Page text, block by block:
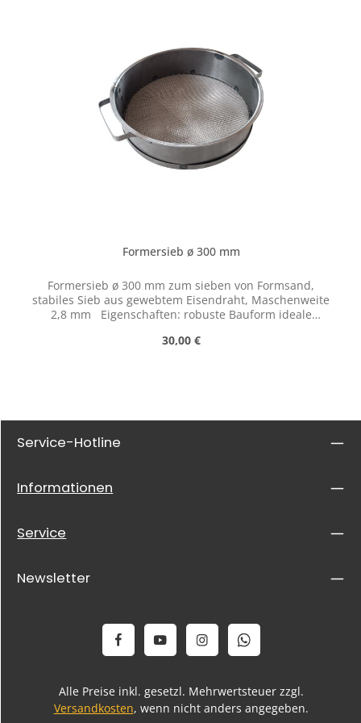
Formersieb ø 300 mm
Formersieb ø 300 mm zum sieben von Formsand,
stabiles Sieb aus gewebtem Eisendraht, Maschenweite
2,8 mm Eigenschaften: robuste Bauform ideale
wassergebundenen Formsand verhindert ankleben des
Regulärer Preis:
30,00 €
Service-Hotline
Informationen
Service
Newsletter
Alle Preise inkl. gesetzl. Mehrwertsteuer zzgl.
Versandkosten, wenn nicht anders angegeben.